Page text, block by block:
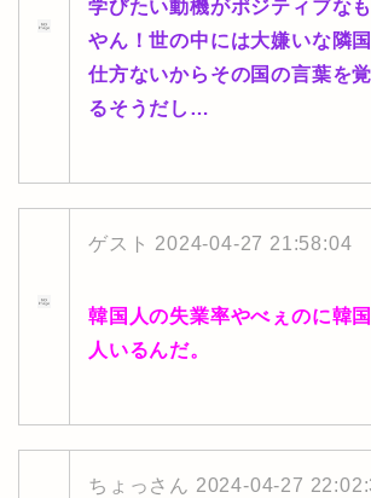
学びたい動機がポジティブな
やん！世の中には大嫌いな隣
仕方ないからその国の言葉を
るそうだし…
ゲスト 2024-04-27 21:58:04
韓国人の失業率やべぇのに韓
人いるんだ。
ちょっさん 2024-04-27